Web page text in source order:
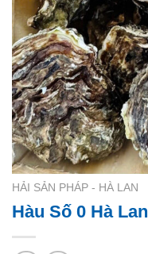
HẢI SẢN PHÁP - HÀ LAN
Hàu Số 0 Hà Lan